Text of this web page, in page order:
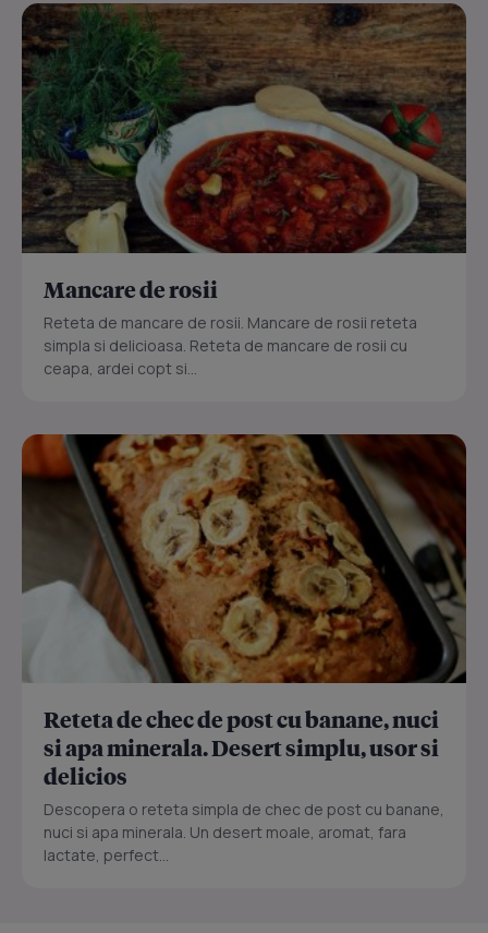
Mancare de rosii
Reteta de mancare de rosii. Mancare de rosii reteta
simpla si delicioasa. Reteta de mancare de rosii cu
ceapa, ardei copt si...
Reteta de chec de post cu banane, nuci
si apa minerala. Desert simplu, usor si
delicios
Descopera o reteta simpla de chec de post cu banane,
nuci si apa minerala. Un desert moale, aromat, fara
lactate, perfect...